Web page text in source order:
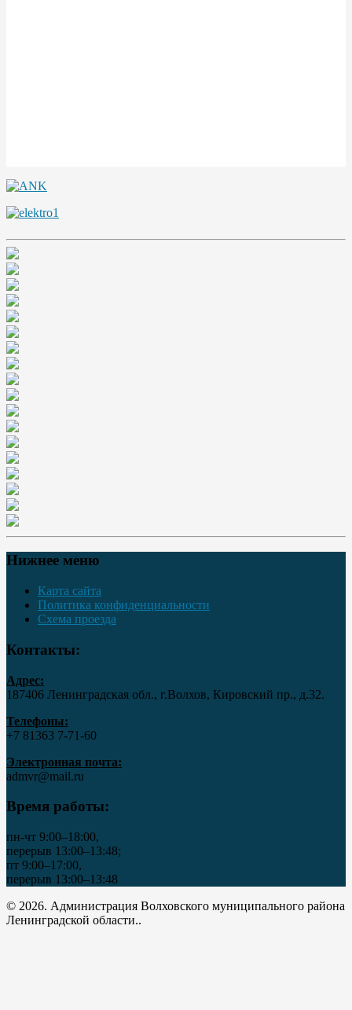
Нижнее меню
Карта сайта
Политика конфиденциальности
Схема проезда
Контакты:
Адрес:
187406 Ленинградская обл., г.Волхов, Кировский пр., д.32.
Телефоны:
+7 81363 7‑71-60
Электронная почта:
admvr@mail.ru
Время работы:
пн-чт 9:00–18:00,
перерыв 13:00–13:48;
пт 9:00–17:00,
перерыв 13:00–13:48
© 2026. Администрация Волховского муниципального района
Ленинградской области..